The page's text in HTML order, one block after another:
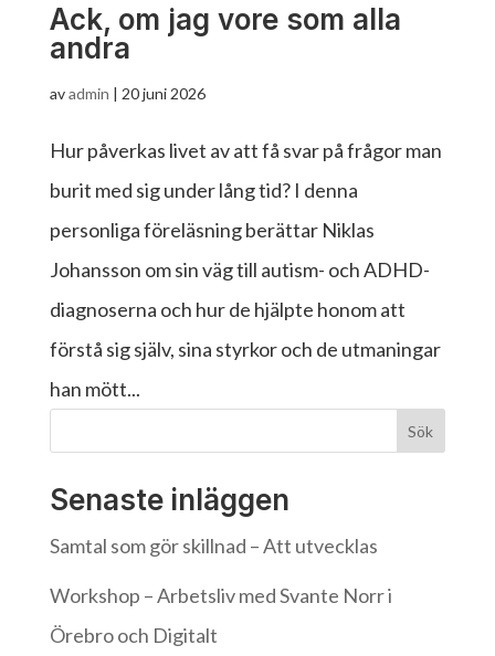
Ack, om jag vore som alla
andra
avadmin | 20 juni 2026
Hur påverkas livet av att få svar på frågor man
burit med sig under lång tid? I denna
personliga föreläsning berättar Niklas
Johansson om sin väg till autism- och ADHD-
diagnoserna och hur de hjälpte honom att
förstå sig själv, sina styrkor och de utmaningar
han mött...
Sök
Senaste inläggen
Samtal som gör skillnad – Att utvecklas
Workshop – Arbetsliv med Svante Norr i
Örebro och Digitalt